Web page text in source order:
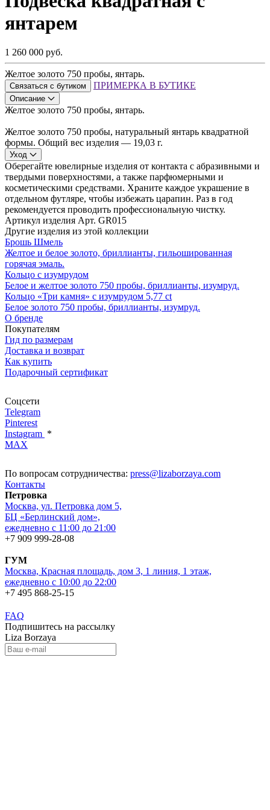
янтарем
1 260 000 руб.
Желтое золото 750 пробы, янтарь.
Связаться с бутиком ПРИМЕРКА В БУТИКЕ
Описание
Желтое золото 750 пробы, янтарь.
Желтое золото 750 пробы, натуральный янтарь квадратной
формы. Общий вес изделия — 19,03 г.
Уход
Оберегайте ювелирные изделия от контакта с абразивными и
твердыми поверхностями, а также парфюмерными и
косметическими средствами. Храните каждое украшение в
отдельном футляре, чтобы избежать царапин. Раз в год
рекомендуется проводить профессиональную чистку.
Артикул изделия Арт. GR015
Другие изделия из этой коллекции
Брошь Шмель
Желтое и белое золото, бриллианты, гильошированная
горячая эмаль.
Кольцо с изумрудом
Белое и желтое золото 750 пробы, бриллианты, изумруд.
Кольцо «Три камня» с изумрудом 5,77 ct
Белое золото 750 пробы, бриллианты, изумруд.
О бренде
Покупателям
Гид по размерам
Доставка и возврат
Как купить
Подарочный сертификат
Соцсети
Telegram
Pinterest
Instagram *
MAX
По вопросам сотрудничества: press@lizaborzaya.com
Контакты
Петровка
Москва, ул. Петровка дом 5,
БЦ «Берлинский дом»,
ежедневно с 11:00 до 21:00
+7 909 999-28-08
ГУМ
Москва, Красная площадь, дом 3, 1 линия, 1 этаж,
ежедневно с 10:00 до 22:00
+7 495 868-25-15
FAQ
Подпишитесь на рассылку
Liza Borzaya